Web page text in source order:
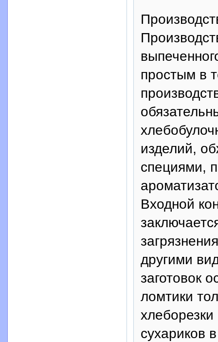
простым в
изделий,
специями,
Входной
другими
заготовок
ломтики
сухариков